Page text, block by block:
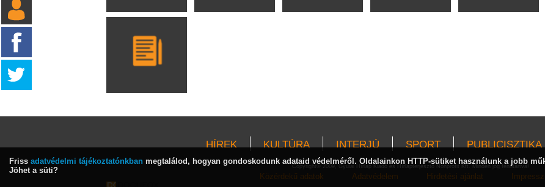
HÍREK KULTÚRA INTERJÚ SPORT PUBLICISZTIKA
Copyright© 2009, Gyulai Hírlap Kiadó és Hírlapterjesztő Nonprofit Kft. Minden jog fenntartva!
Közérdekű adatok Adatvédelem Hirdetési ajánlat
Friss adatvédelmi tájékoztatónkban megtalálod, hogyan gondoskodunk adataid védelméről. Oldalainkon HTTP-sütiket használunk a jobb
Jöhet a süti?